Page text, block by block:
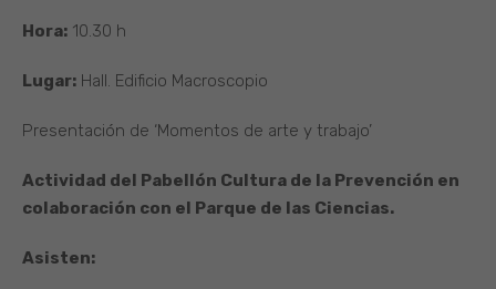
Hora: 10.30 h
Lugar: Hall. Edificio Macroscopio
Presentación de ‘Momentos de arte y trabajo’
Actividad del Pabellón Cultura de la Prevención en
colaboración con el Parque de las Ciencias.
Asisten: